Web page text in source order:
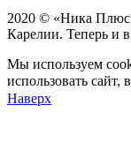
2020 © «Ника
Карелии. Теперь и
Мы используем
использовать сайт,
Наверх